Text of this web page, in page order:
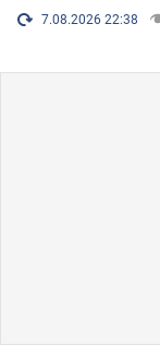
7.08.2026 22:38